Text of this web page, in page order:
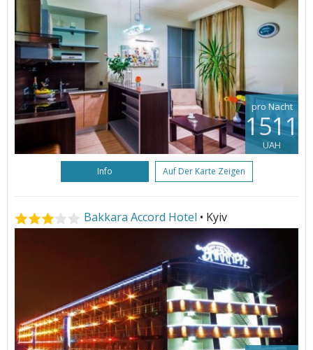
pro Nacht
1511
UAH
Info Auf Der Karte Zeigen
Bakkara Accord Hotel • Kyiv